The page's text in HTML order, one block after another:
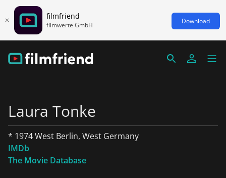
filmfriend
filmwerte GmbH Download
Laura Tonke
* 1974 West Berlin, West Germany
IMDb
The Movie Database